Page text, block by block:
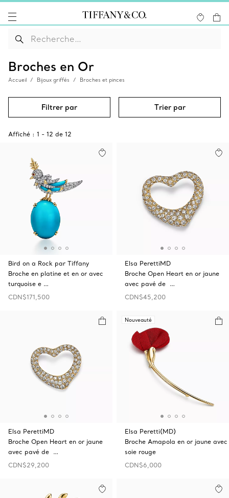
Broches en Or
Accueil Bijoux griffés Broches et pinces
Filtrer par Trier par
Affiché : 1 - 12 de 12
Bird on a Rock par Tiffany
Broche en platine et en or avec
turquoise e …
CDN$171,500
Elsa PerettiMD
Broche Open Heart en or jaune
avec pavé de …
CDN$45,200
Elsa PerettiMD
Broche Open Heart en or jaune
avec pavé de …
CDN$29,200
Nouveauté
Elsa Peretti(MD)
Broche Amapola en or jaune avec
soie rouge
CDN$6,000